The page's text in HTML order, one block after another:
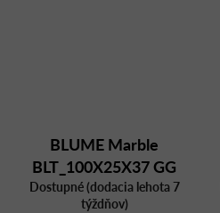
BLUME Marble
BLT_100X25X37 GG
MFP
Dostupné (dodacia lehota 7
týždňov)